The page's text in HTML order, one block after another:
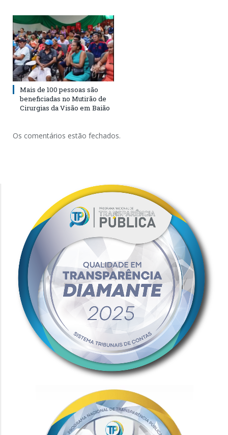
Mais de 100 pessoas são
beneficiadas no Mutirão de
Cirurgias da Visão em Baião
Os comentários estão fechados.